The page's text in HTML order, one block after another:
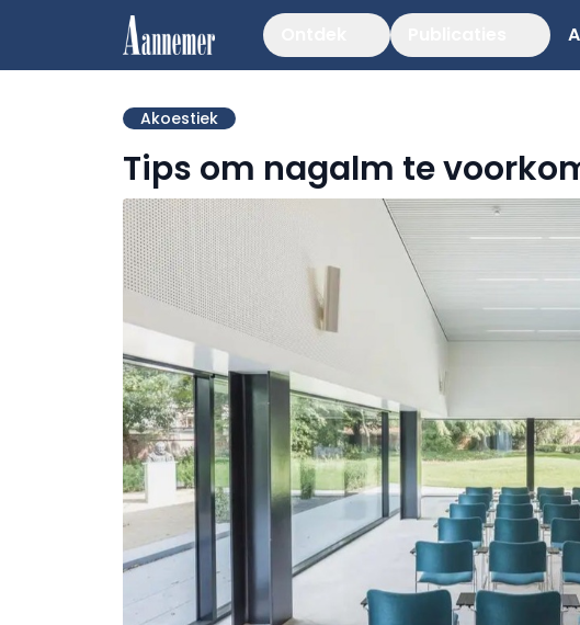
Akoestiek
Tips om nagalm te